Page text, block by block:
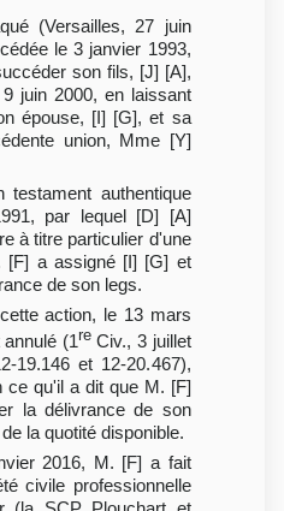
(Versailles, 27 juin
le 3 janvier 1993,
son fils, [J] [A],
juin 2000, en laissant
épouse, [I] [G], et sa
union, Mme [Y]
testament authentique
par lequel [D] [A]
à titre particulier d'une
[F] a assigné [I] [G] et
de son legs.
action, le 13 mars
(1reCiv., 3 juillet
19.146 et 12-20.467),
ce qu'il a dit que M. [F]
la délivrance de son
la quotité disponible.
2016, M. [F] a fait
civile professionnelle